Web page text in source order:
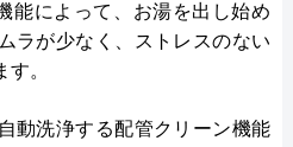
能によって、お湯を出し始め
ラが少なく、ストレスのない
。
動洗浄する配管クリーン機能